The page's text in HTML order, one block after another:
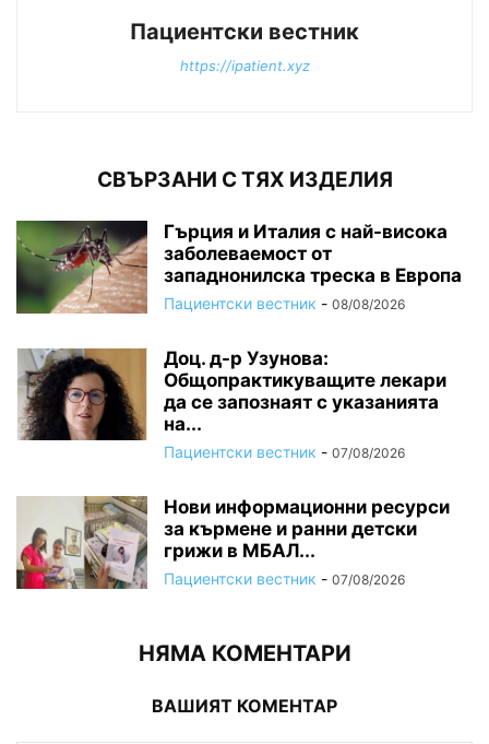
Пациентски вестник
https://ipatient.xyz
СВЪРЗАНИ С ТЯХ ИЗДЕЛИЯ
Гърция и Италия с най-висока
заболеваемост от
западнонилска треска в Европа
Пациентски вестник - 08/08/2026
Доц. д-р Узунова:
Общопрактикуващите лекари
да се запознаят с указанията
на...
Пациентски вестник - 07/08/2026
Нови информационни ресурси
за кърмене и ранни детски
грижи в МБАЛ...
Пациентски вестник - 07/08/2026
НЯМА КОМЕНТАРИ
ВАШИЯТ КОМЕНТАР